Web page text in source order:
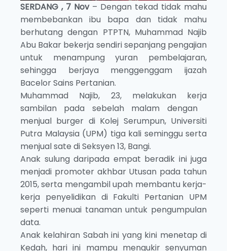
SERDANG , 7 Nov– Dengan tekad tidak mahu
membebankan ibu bapa dan tidak mahu
berhutang dengan PTPTN, Muhammad Najib
Abu Bakar bekerja sendiri sepanjang pengajian
untuk menampung yuran pembelajaran,
sehingga berjaya menggenggam ijazah
Bacelor Sains Pertanian.
Muhammad Najib, 23, melakukan kerja
sambilan pada sebelah malam dengan
menjual burger di Kolej Serumpun, Universiti
Putra Malaysia (UPM) tiga kali seminggu serta
menjual sate di Seksyen 13, Bangi.
Anak sulung daripada empat beradik ini juga
menjadi promoter akhbar Utusan pada tahun
2015, serta mengambil upah membantu kerja-
kerja penyelidikan di Fakulti Pertanian UPM
seperti menuai tanaman untuk pengumpulan
data.
Anak kelahiran Sabah ini yang kini menetap di
Kedah, hari ini mampu mengukir senyuman